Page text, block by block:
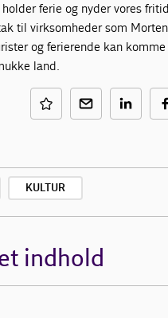
ferie og nyder vores
til virksomheder som
og ferierende kan
land.
KULTUR
indhold